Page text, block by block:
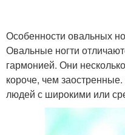
Особенности овальных
Овальные ногти
гармонией. Они
короче, чем
людей с широкими или